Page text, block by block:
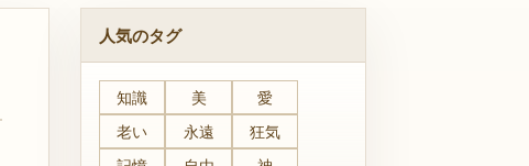
人気のタグ
知識 美
愛
老い
永遠
狂気